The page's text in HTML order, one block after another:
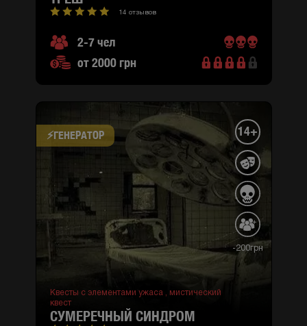
14 отзывов
2-7 чел
от 2000 грн
⚡​ГЕНЕРАТОР 14+
-200грн
Квесты с элементами ужаса , мистический
квест
СУМЕРЕЧНЫЙ СИНДРОМ